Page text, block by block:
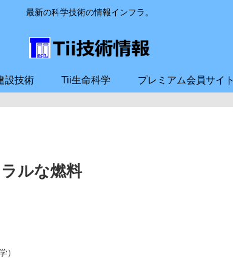
最新の科学技術の情報インフラ。
設技術 Tii生命科学 プレミアム会員サイト
ルな燃料
）